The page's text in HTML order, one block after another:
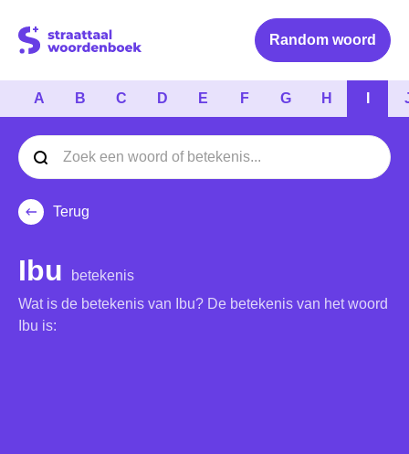
Logo Straattaal Woordenboek
Random woord
A B C D E F G H
Terug
Ibu
betekenis
Wat is de betekenis van Ibu? De betekenis van het woord
Ibu is: